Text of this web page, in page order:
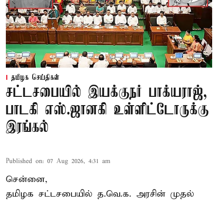
தமிழக செய்திகள்
சட்டசபையில் இயக்குநர் பாக்யராஜ்,
பாடகி எஸ்.ஜானகி உள்ளிட்டோருக்கு
இரங்கல்
Published on: 07 Aug 2026, 4:31 am
சென்னை,
தமிழக சட்டசபையில் த.வெ.க. அரசின் முதல்